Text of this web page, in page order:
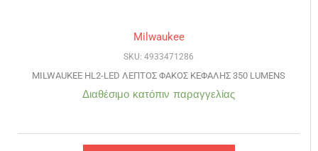
Milwaukee
SKU: 4933471286
MILWAUKEE HL2-LED ΛΕΠΤΟΣ ΦΑΚΟΣ ΚΕΦΑΛΗΣ 350 LUMENS
Διαθέσιμο κατόπιν παραγγελίας